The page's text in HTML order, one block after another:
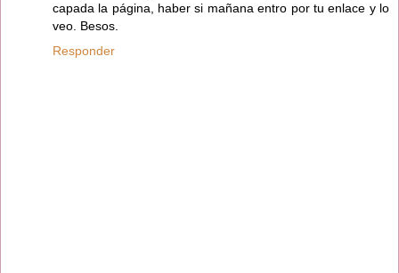
capada la página, haber si mañana entro por tu enlace y lo
veo. Besos.
Responder